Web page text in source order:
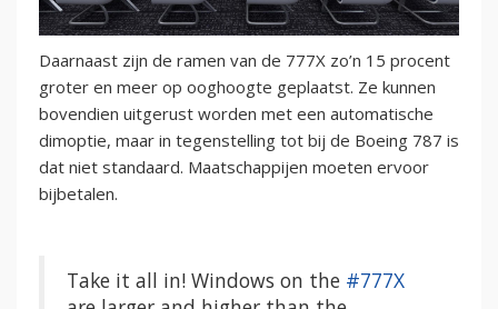
Daarnaast zijn de ramen van de 777X zo’n 15 procent
groter en meer op ooghoogte geplaatst. Ze kunnen
bovendien uitgerust worden met een automatische
dimoptie, maar in tegenstelling tot bij de Boeing 787 is
dat niet standaard. Maatschappijen moeten ervoor
bijbetalen.
Take it all in! Windows on the #777X